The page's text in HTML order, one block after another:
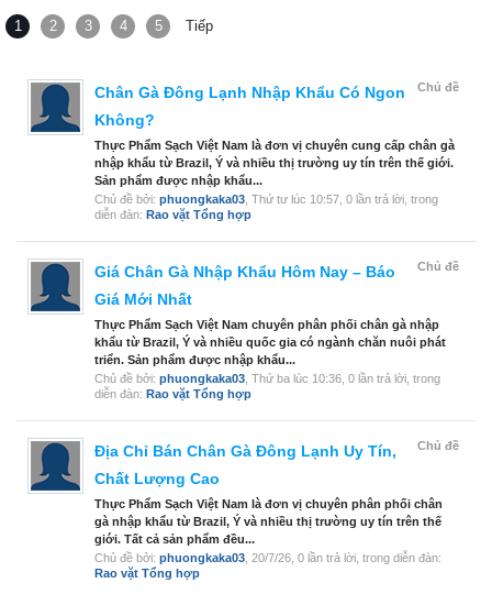
1 2 3 4 5 Tiếp
Chủ đề
Chân Gà Đông Lạnh Nhập Khẩu Có Ngon
Không?
Thực Phẩm Sạch Việt Nam là đơn vị chuyên cung cấp chân gà
nhập khẩu từ Brazil, Ý và nhiều thị trường uy tín trên thế giới.
Sản phẩm được nhập khẩu...
Chủ đề bởi: phuongkaka03 Thứ tư lúc 10:57 , 0 lần trả lời, trong
diễn đàn: Rao vặt Tổng hợp
Chủ đề
Giá Chân Gà Nhập Khẩu Hôm Nay – Báo
Giá Mới Nhất
Thực Phẩm Sạch Việt Nam chuyên phân phối chân gà nhập
khẩu từ Brazil, Ý và nhiều quốc gia có ngành chăn nuôi phát
triển. Sản phẩm được nhập khẩu...
Chủ đề bởi: phuongkaka03 Thứ ba lúc 10:36 , 0 lần trả lời, trong
diễn đàn: Rao vặt Tổng hợp
Chủ đề
Địa Chỉ Bán Chân Gà Đông Lạnh Uy Tín,
Chất Lượng Cao
Thực Phẩm Sạch Việt Nam là đơn vị chuyên phân phối chân
gà nhập khẩu từ Brazil, Ý và nhiều thị trường uy tín trên thế
giới. Tất cả sản phẩm đều...
Chủ đề bởi: phuongkaka03 20/7/26 , 0 lần trả lời, trong diễn đàn:
Rao vặt Tổng hợp